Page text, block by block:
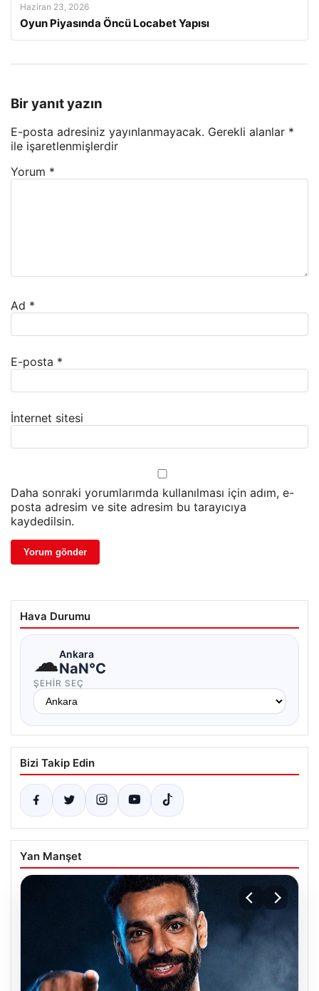
Haziran 23, 2026
Oyun Piyasında Öncü Locabet Yapısı
Bir yanıt yazın
E-posta adresiniz yayınlanmayacak. Gerekli alanlar *
ile işaretlenmişlerdir
Yorum *
Ad *
E-posta *
İnternet sitesi
Daha sonraki yorumlarımda kullanılması için adım, e-
posta adresim ve site adresim bu tarayıcıya
kaydedilsin.
Hava Durumu
☁Ankara
NaN°C
ŞEHIR SEÇ
Bizi Takip Edin
Yan Manşet